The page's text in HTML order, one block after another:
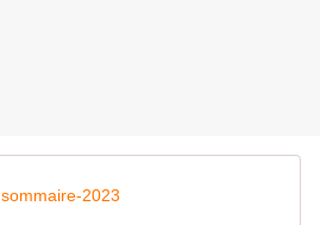
sommaire-2023